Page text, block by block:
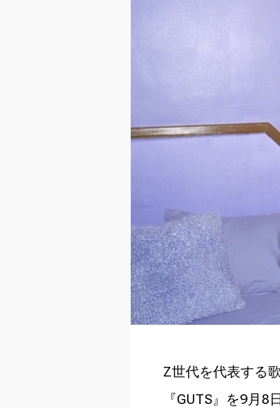
Z世代を代表する歌
『GUTS』を9月8